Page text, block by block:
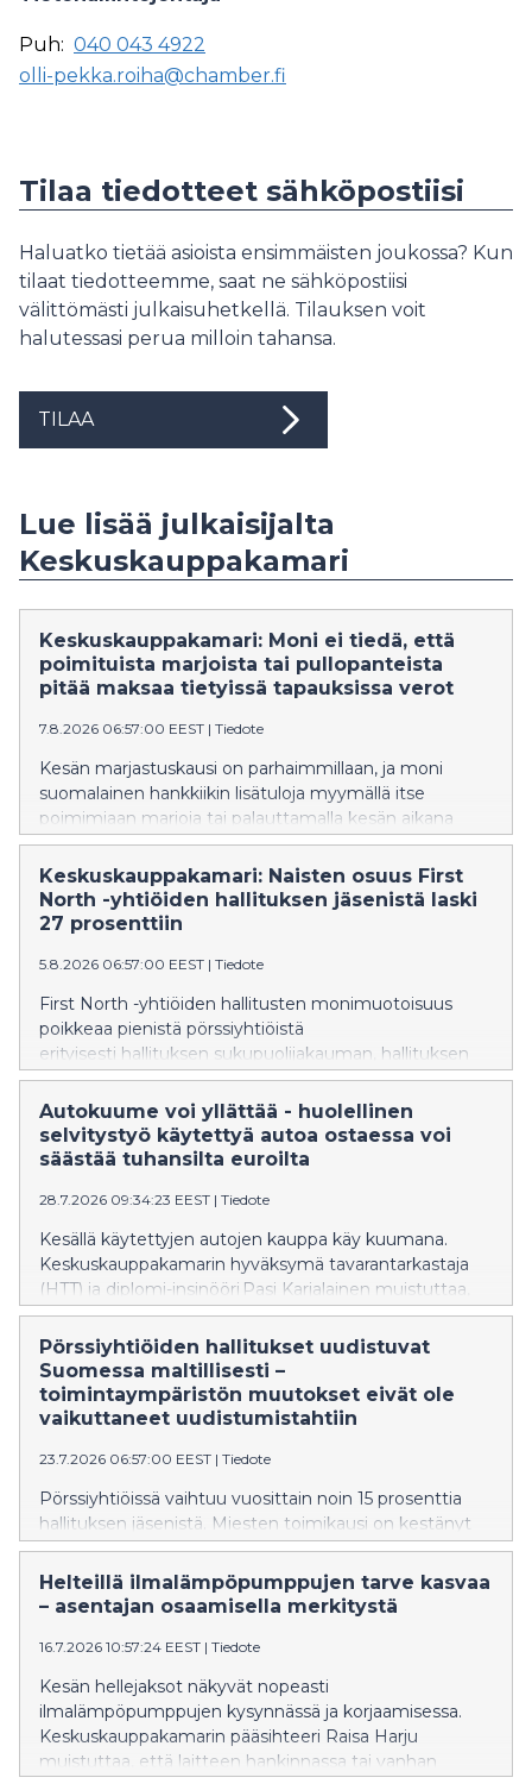
Puh: 040 043 4922
olli-pekka.roiha@chamber.fi
Tilaa tiedotteet sähköpostiisi
Haluatko tietää asioista ensimmäisten joukossa? Kun
tilaat tiedotteemme, saat ne sähköpostiisi
välittömästi julkaisuhetkellä. Tilauksen voit
halutessasi perua milloin tahansa.
TILAA
Lue lisää julkaisijalta
Keskuskauppakamari
Keskuskauppakamari: Moni ei tiedä, että
poimituista marjoista tai pullopanteista
pitää maksaa tietyissä tapauksissa verot
7.8.2026 06:57:00 EEST | Tiedote
Kesän marjastuskausi on parhaimmillaan, ja moni
suomalainen hankkiikin lisätuloja myymällä itse
poimimiaan marjoja tai palauttamalla kesän aikana
kertyneitä pulloja ja tölkkejä. Keskuskauppakamarin
mukaan näihin liittyvät verosäännöt eivät kuitenkaan
ole kaikilta osin selkeitä. "Esimerkiksi pullopantteihin
liittyvää verotusta tulisi selkeyttää", sanoo
Viitala.
Keskuskauppakamari: Naisten osuus First
North -yhtiöiden hallituksen jäsenistä laski
27 prosenttiin
5.8.2026 06:57:00 EEST | Tiedote
First North -yhtiöiden hallitusten monimuotoisuus
poikkeaa pienistä pörssiyhtiöistä
erityisesti hallituksen sukupuolijakauman, hallituksen
jäsenten taustojen sekä toimikauden keston
osalta. Tiedot selviävät Keskuskauppakamarin
naisjohtajakatsauksesta. First North -markkina on
varsinaista pörssilistaa kevyemmin säännelty
Autokuume voi yllättää - huolellinen
selvitystyö käytettyä autoa ostaessa voi
säästää tuhansilta euroilta
28.7.2026 09:34:23 EEST | Tiedote
Kesällä käytettyjen autojen kauppa käy kuumana.
Keskuskauppakamarin hyväksymä tavarantarkastaja
(HTT) ja diplomi-insinööri Pasi Karjalainen muistuttaa,
että käytetyn auton ostamisessa kannattaa kiinnittää
huomiota erityisesti auton tekniseen kuntoon,
huoltohistoriaan ja mahdollisiin kolarivaurioihin.
Huolellinen taustojen tarkistaminen ennen
kaupantekoa voi ehkäistä ikäviä yllätyksiä ja kalliita
Pörssiyhtiöiden hallitukset uudistuvat
Suomessa maltillisesti –
toimintaympäristön muutokset eivät ole
vaikuttaneet uudistumistahtiin
23.7.2026 06:57:00 EEST | Tiedote
Pörssiyhtiöissä vaihtuu vuosittain noin 15 prosenttia
hallituksen jäsenistä. Miesten toimikausi on kestänyt
keskimäärin 5,3 vuotta ja naisilla 3,5 vuotta. Kahdella
kolmesta hallitukseen valituista henkilöistä on
kokemusta toimitusjohtajan tehtävästä tai
liiketoimintojen johdosta. Tiedot selviävät
Keskuskauppakamarin naisjohtajakatsauksesta.
Helteillä ilmalämpöpumppujen tarve kasvaa
– asentajan osaamisella merkitystä
16.7.2026 10:57:24 EEST | Tiedote
Kesän hellejaksot näkyvät nopeasti
ilmalämpöpumppujen kysynnässä ja korjaamisessa.
Keskuskauppakamarin pääsihteeri Raisa Harju
muistuttaa, että laitteen hankinnassa tai vanhan